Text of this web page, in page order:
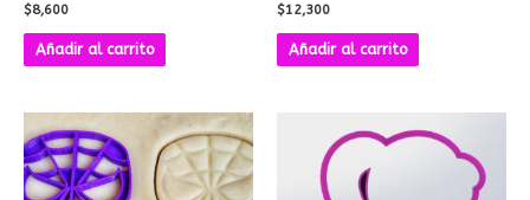
$8,600
Añadir al carrito
$12,300
Añadir al carrito